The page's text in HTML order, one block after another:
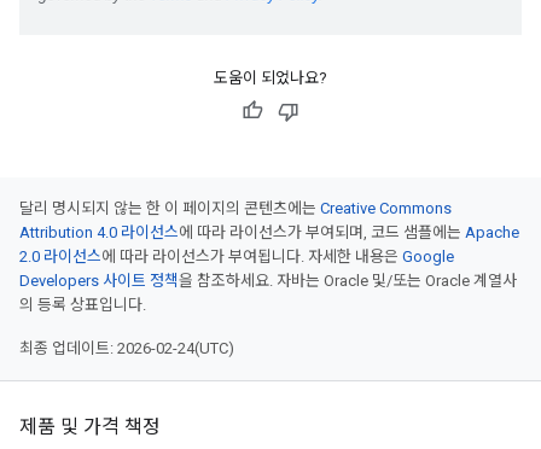
도움이 되었나요?
달리 명시되지 않는 한 이 페이지의 콘텐츠에는 Creative Commons
Attribution 4.0 라이선스에 따라 라이선스가 부여되며, 코드 샘플에는 Apache
2.0 라이선스에 따라 라이선스가 부여됩니다. 자세한 내용은 Google
Developers 사이트 정책을 참조하세요. 자바는 Oracle 및/또는 Oracle 계열사
의 등록 상표입니다.
최종 업데이트: 2026-02-24(UTC)
제품 및 가격 책정